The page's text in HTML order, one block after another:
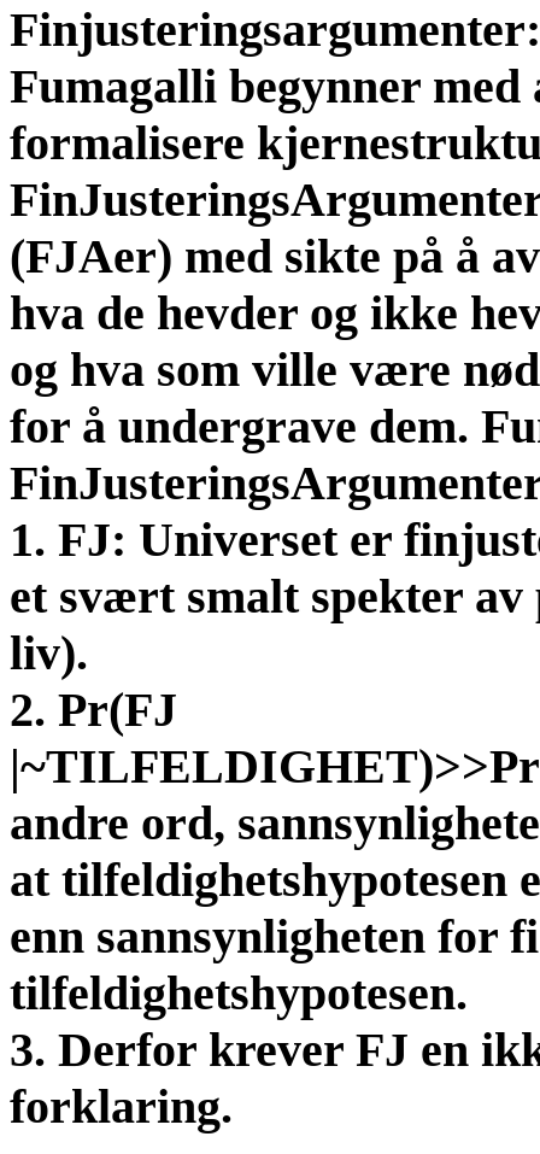
Fumagalli begynner med
formalisere
(FJAer) med sikte på å
hva de hevder og ikke
og hva som ville være
for å undergrave dem.
1. FJ: Universet er
et svært smalt spekter
liv).
2. Pr(FJ
andre ord,
at tilfeldighetshypotesen
enn sannsynligheten for
tilfeldighetshypotesen.
3. Derfor krever FJ en
forklaring.